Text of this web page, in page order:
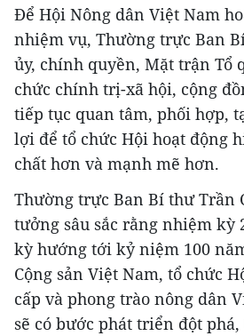
Để Hội Nông dân Việt Nam
nhiệm vụ, Thường trực Ban
ủy, chính quyền, Mặt trận Tổ
chức chính trị-xã hội, cộng
tiếp tục quan tâm, phối hợp,
lợi để tổ chức Hội hoạt động
chất hơn và mạnh mẽ hơn.
Thường trực Ban Bí thư Trần
tưởng sâu sắc rằng nhiệm kỳ
kỳ hướng tới kỷ niệm 100
Cộng sản Việt Nam, tổ chức
cấp và phong trào nông dân
sẽ có bước phát triển đột